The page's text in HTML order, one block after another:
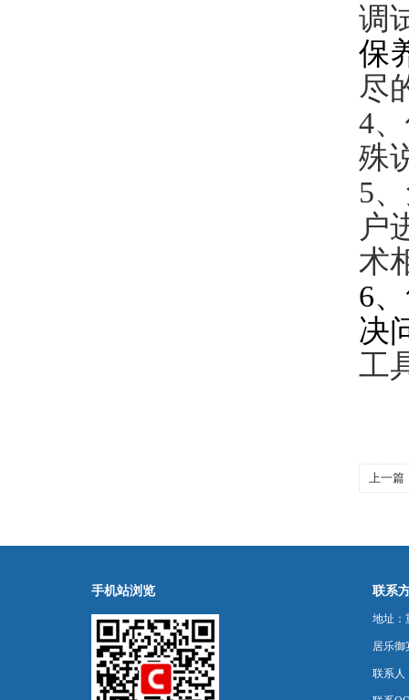
调
保
尽
4
殊
5
户
术
6
决
工
上一篇
手机站浏览 联系
地址：
居乐御
联系人